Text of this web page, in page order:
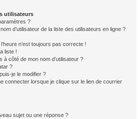
utilisateurs
?
d’utilisateur de la liste des utilisateurs en ligne ?
n’est toujours pas correcte !
liste !
à côté de mon nom d’utilisateur ?
?
je le modifier ?
connecter lorsque je clique sur le lien de courrier
sujet ou une réponse ?